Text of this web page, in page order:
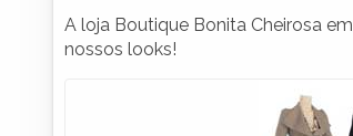
A loja Boutique Bonita Cheirosa
nossos looks!